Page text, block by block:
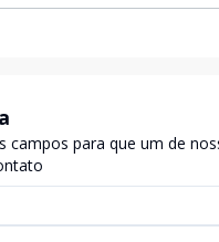
campos para que um de